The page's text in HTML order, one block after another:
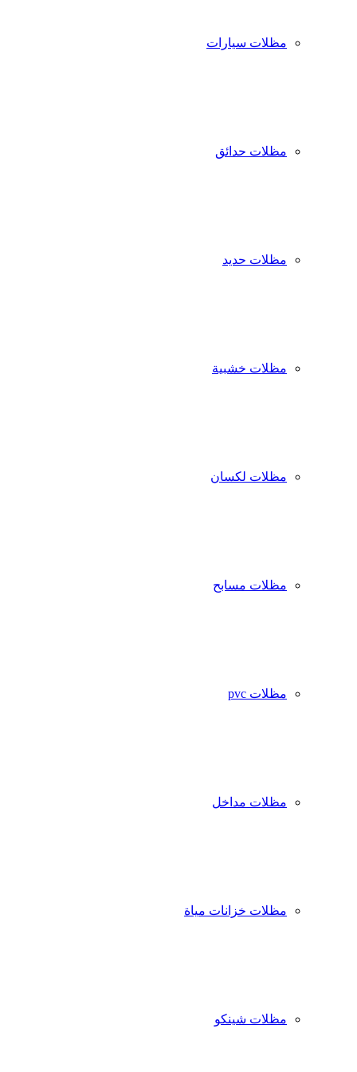
مظلات سيارات
مظلات حدائق
مظلات حديد
مظلات خشبية
مظلات لكسان
مظلات مسابح
مظلات pvc
مظلات مداخل
مظلات خزانات مياة
مظلات شينكو